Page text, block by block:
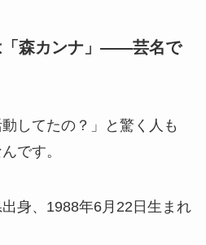
「森カンナ」——芸名で
してたの？」と驚く人も
です。
身、1988年6月22日生まれ